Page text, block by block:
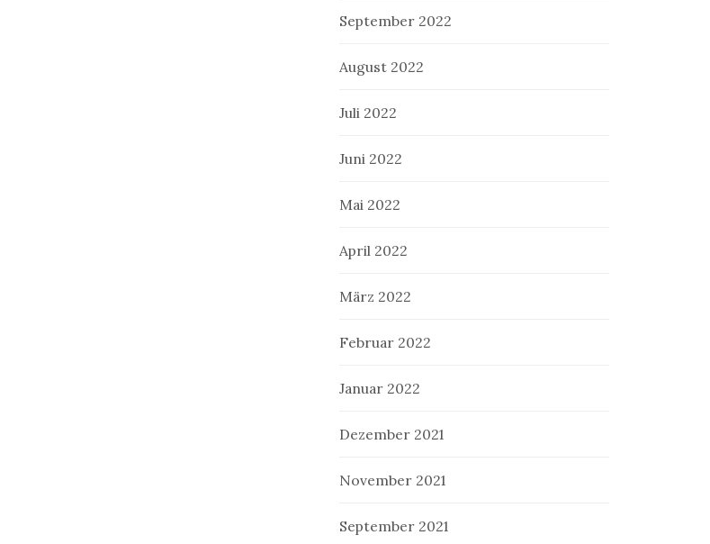
September 2022
August 2022
Juli 2022
Juni 2022
Mai 2022
April 2022
März 2022
Februar 2022
Januar 2022
Dezember 2021
November 2021
September 2021